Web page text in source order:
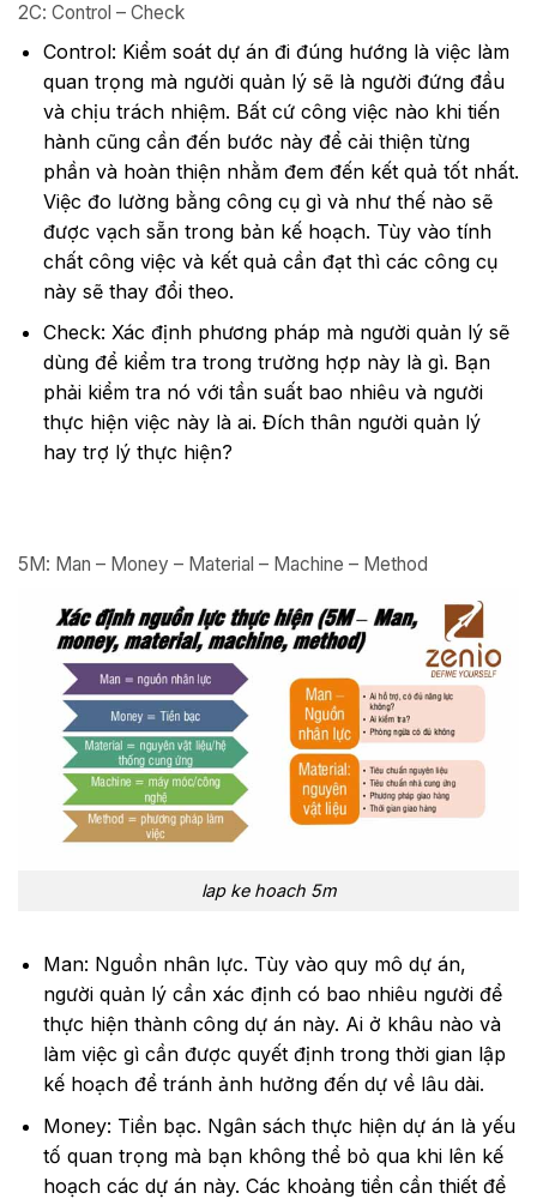
2C: Control – Check
Control: Kiểm soát dự án đi đúng hướng là việc làm
quan trọng mà người quản lý sẽ là người đứng đầu
và chịu trách nhiệm. Bất cứ công việc nào khi tiến
hành cũng cần đến bước này để cải thiện từng
phần và hoàn thiện nhằm đem đến kết quả tốt nhất.
Việc đo lường bằng công cụ gì và như thế nào sẽ
được vạch sẵn trong bản kế hoạch. Tùy vào tính
chất công việc và kết quả cần đạt thì các công cụ
này sẽ thay đổi theo.
Check: Xác định phương pháp mà người quản lý sẽ
dùng để kiểm tra trong trường hợp này là gì. Bạn
phải kiểm tra nó với tần suất bao nhiêu và người
thực hiện việc này là ai. Đích thân người quản lý
hay trợ lý thực hiện?
5M: Man – Money – Material – Machine – Method
lap ke hoach 5m
Man: Nguồn nhân lực. Tùy vào quy mô dự án,
người quản lý cần xác định có bao nhiêu người để
thực hiện thành công dự án này. Ai ở khâu nào và
làm việc gì cần được quyết định trong thời gian lập
kế hoạch để tránh ảnh hưởng đến dự về lâu dài.
Money: Tiền bạc. Ngân sách thực hiện dự án là yếu
tố quan trọng mà bạn không thể bỏ qua khi lên kế
hoạch các dự án này. Các khoảng tiền cần thiết để